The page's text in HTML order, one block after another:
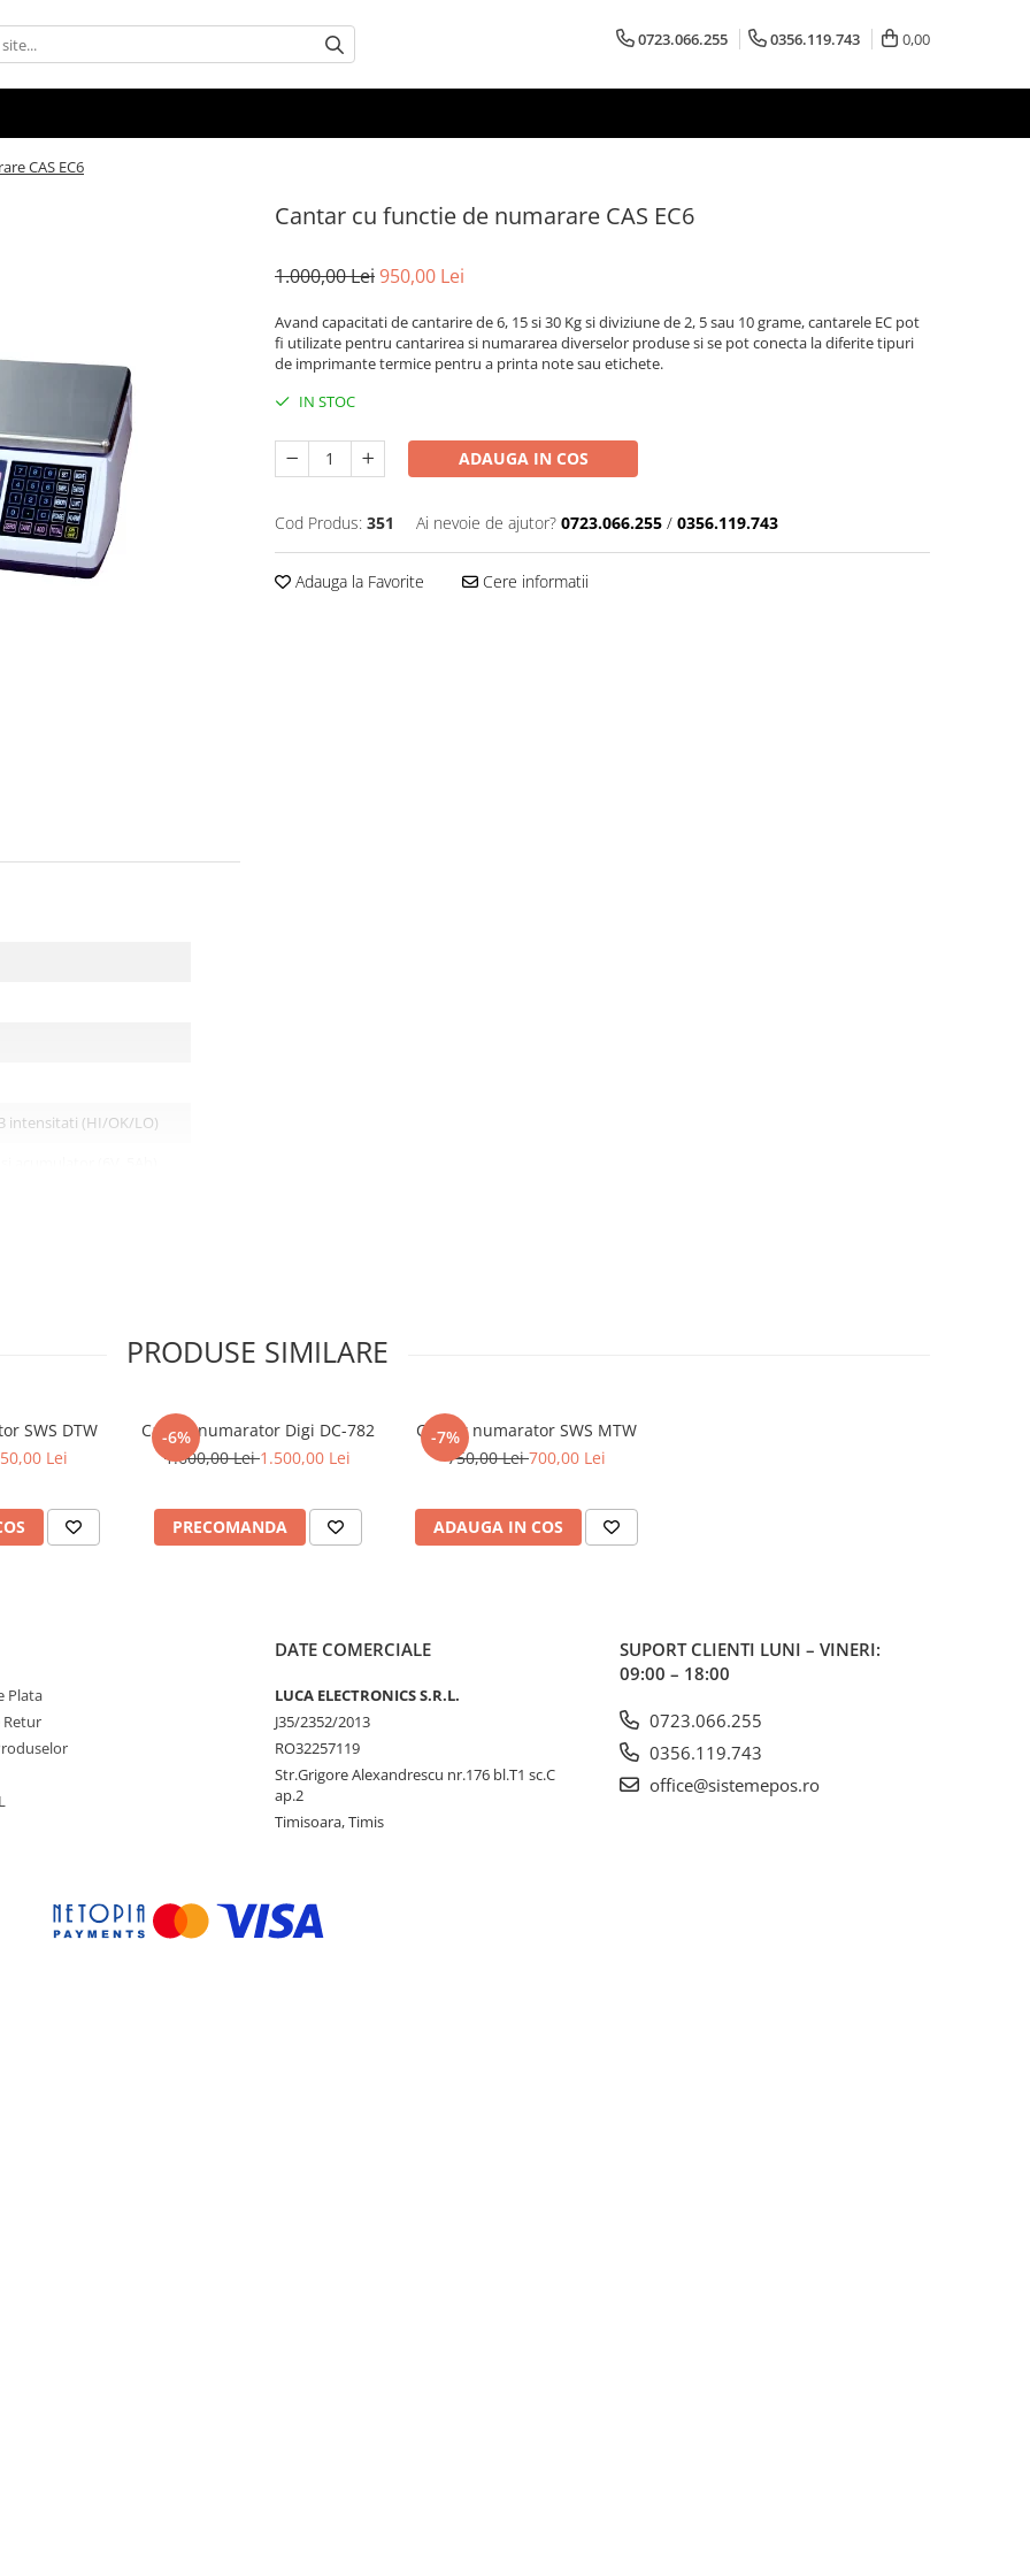
0723.066.255 0356.119.743 0,00
CAS EC6
Cantar cu functie de numarare CAS EC6
1.000,00 Lei950,00 Lei
Avand capacitati de cantarire de 6, 15 si 30 Kg si diviziune de 2, 5 sau 10 grame, cantarele EC pot
fi utilizate pentru cantarirea si numararea diverselor produse si se pot conecta la diferite tipuri
de imprimante termice pentru a printa note sau etichete.
IN STOC
ADAUGA IN COS
Cod Produs: 351 Ai nevoie de ajutor? 0723.066.255 / 0356.119.743
Adauga la Favorite Cere informatii
intensitati (HI/OK/LO)
PRODUSE SIMILARE
SWS DTW
Lei
-6%
Cantar numarator Digi DC-782
1.600,00 Lei1.500,00 Lei
PRECOMANDA
-7%
Cantar numarator SWS MTW
750,00 Lei700,00 Lei
ADAUGA IN COS
Plata
Retur
DATE COMERCIALE
LUCA ELECTRONICS S.R.L.
J35/2352/2013
RO32257119
Str.Grigore Alexandrescu nr.176 bl.T1 sc.C
ap.2
Timisoara, Timis
SUPORT CLIENTI LUNI – VINERI:
09:00 – 18:00
0723.066.255
0356.119.743
office@sistemepos.ro